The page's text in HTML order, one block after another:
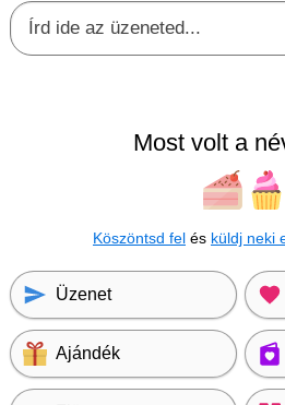
Most volt a
Köszöntsd fel és küldj neki
Üzenet
Ajándék